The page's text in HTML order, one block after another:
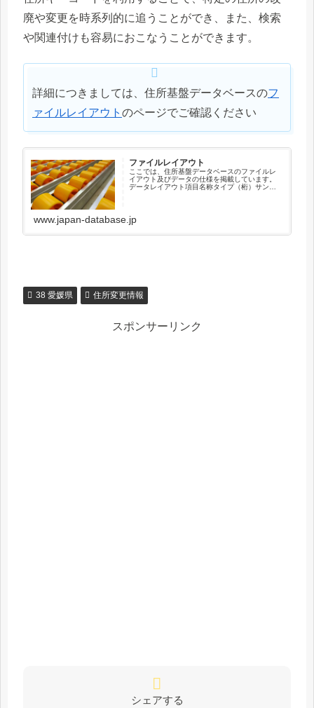
廃や変更を時系列的に追うことができ、また、検索
や関連付けも容易におこなうことができます。
詳細につきましては、住所基盤データベースのフ
ァイルレイアウト のページでご確認ください
ファイルレイアウト
ここでは、住所基盤データベースのファイルレ
イアウト及びデータの仕様を掲載しています。
データレイアウト項目名称タイプ（桁）サンプ
www.japan-database.jp
38 愛媛県 住所変更情報
スポンサーリンク
シェアする